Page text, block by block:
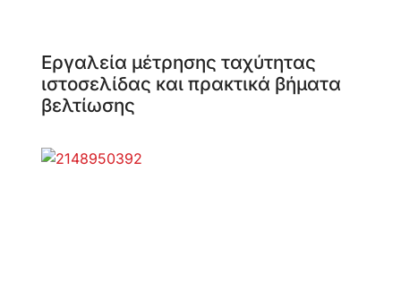
Εργαλεία μέτρησης ταχύτητας
ιστοσελίδας και πρακτικά βήματα
βελτίωσης